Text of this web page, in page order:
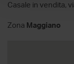
Casale in vendita,
Zona Maggiano